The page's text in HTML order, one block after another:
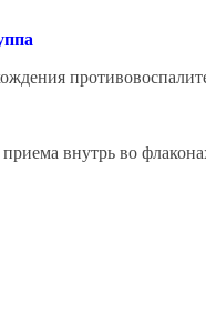
внутрь во